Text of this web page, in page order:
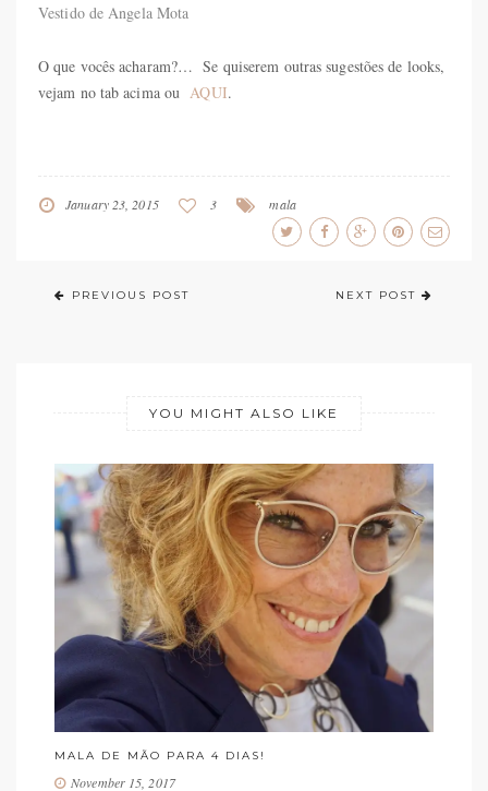
Vestido de Angela Mota
O que vocês acharam?… Se quiserem outras sugestões de looks,
vejam no tab acima ou AQUI.
January 23, 2015 3 mala
PREVIOUS POST NEXT POST
YOU MIGHT ALSO LIKE